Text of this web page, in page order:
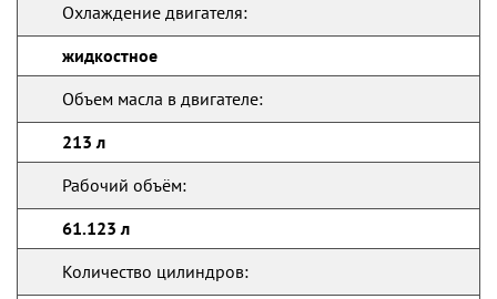
Охлаждение двигателя:
жидкостное
Объем масла в двигателе:
213 л
Рабочий объём:
61.123 л
Количество цилиндров: